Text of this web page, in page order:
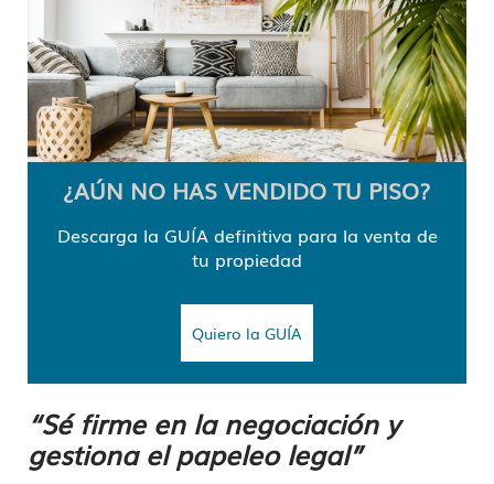
¿AÚN NO HAS VENDIDO TU PISO?
Descarga la GUÍA definitiva para la venta de
tu propiedad
Quiero la GUÍA
“Sé firme en la negociación y
gestiona el papeleo legal”